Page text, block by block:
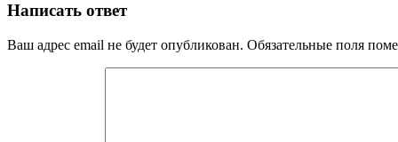
Написать ответ
Ваш адрес email не будет опубликован. Обязательные поля